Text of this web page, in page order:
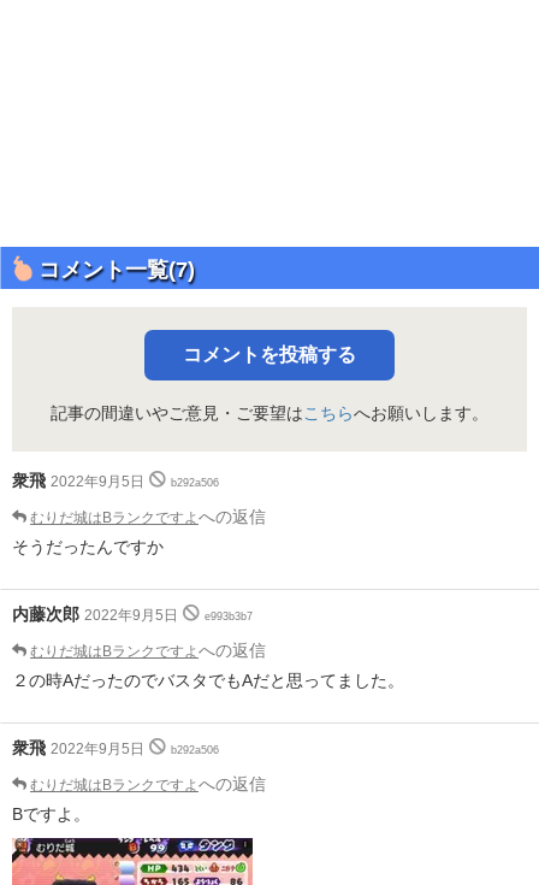
コメント一覧(7)
コメントを投稿する
記事の間違いやご意見・ご要望はこちらへお願いします。
衆飛 2022年9月5日 b292a506
むりだ城はBランクですよ への返信
そうだったんですか
内藤次郎 2022年9月5日 e993b3b7
むりだ城はBランクですよ への返信
２の時AだったのでバスタでもAだと思ってました。
衆飛 2022年9月5日 b292a506
むりだ城はBランクですよ への返信
Bですよ。